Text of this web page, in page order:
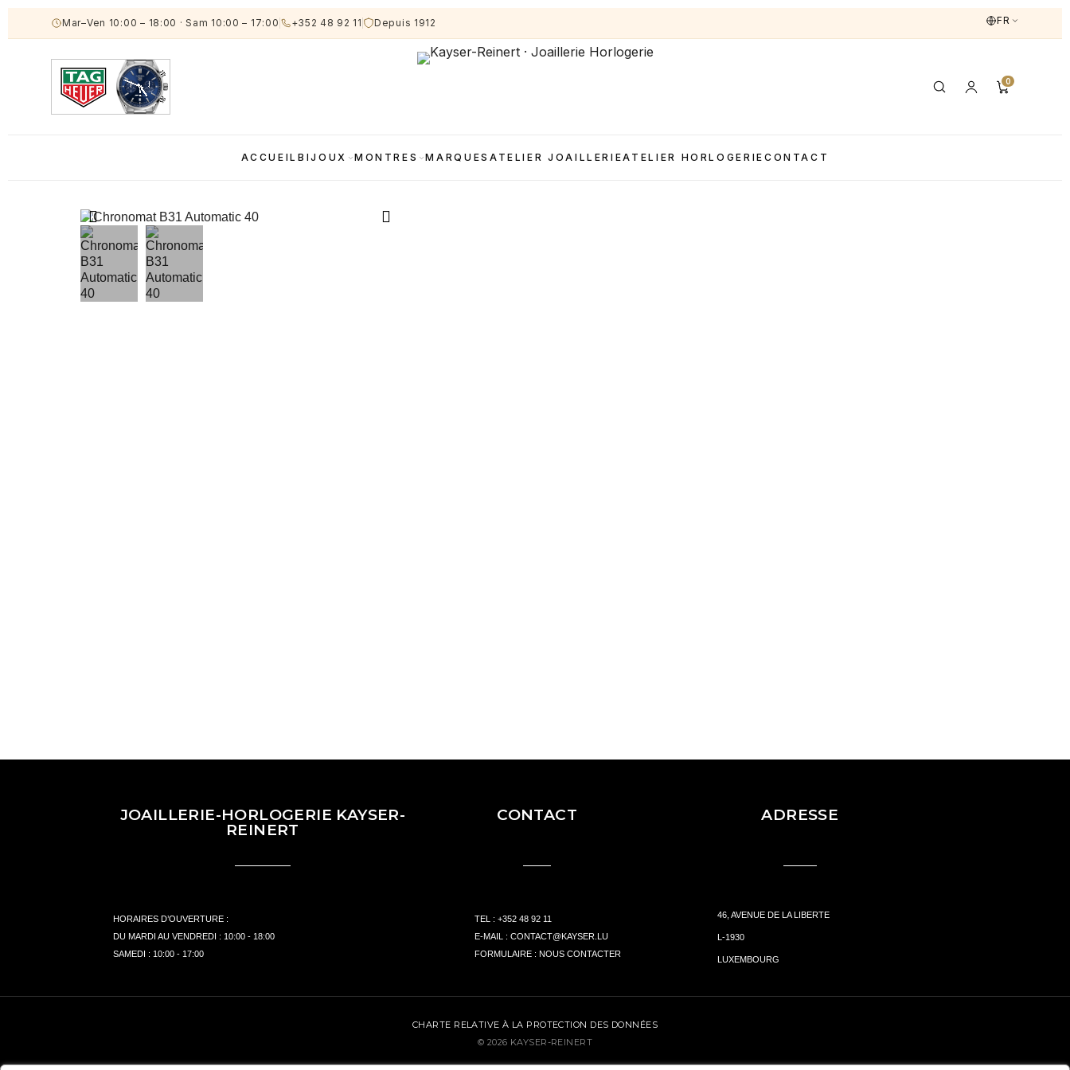
Mar–Ven 10:00 – 18:00 · Sam 10:00 – 17:00 +352 48 92 11 Depuis 1912 FR
0
ACCUEILBIJOUX MONTRES MARQUES ATELIER JOAILLERIEATELIER HORLOGERIE CONTACT
JOAILLERIE-HORLOGERIE KAYSER-
REINERT
HORAIRES D’OUVERTURE :
DU MARDI AU VENDREDI : 10:00 - 18:00
SAMEDI : 10:00 - 17:00
CONTACT
TEL :+352 48 92 11
E-MAIL :CONTACT@KAYSER.LU
FORMULAIRE : NOUS CONTACTER
ADRESSE
46, AVENUE DE LA LIBERTE
L-1930
LUXEMBOURG
CHARTE RELATIVE À LA PROTECTION DES DONNÉES
© 2026 KAYSER-REINERT